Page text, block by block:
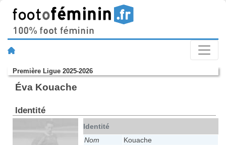
Première Ligue 2025-2026
Éva Kouache
Identité
Identité
Nom
Kouache